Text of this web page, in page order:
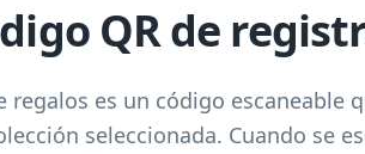
QR de
regalos es un código escaneable
seleccionada. Cuando se